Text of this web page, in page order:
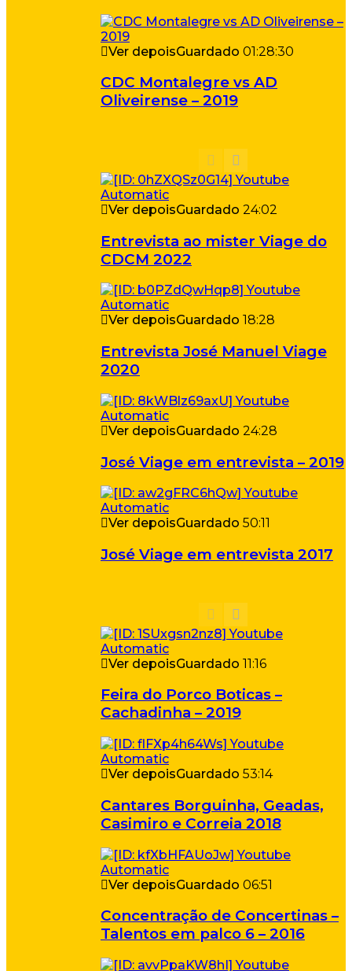
Ver depoisGuardado 01:28:30
CDC Montalegre vs AD
Oliveirense – 2019
Ver depoisGuardado 24:02
Entrevista ao mister Viage do
CDCM 2022
Ver depoisGuardado 18:28
Entrevista José Manuel Viage
2020
Ver depoisGuardado 24:28
José Viage em entrevista – 2019
Ver depoisGuardado 50:11
José Viage em entrevista 2017
Ver depoisGuardado 11:16
Feira do Porco Boticas –
Cachadinha – 2019
Ver depoisGuardado 53:14
Cantares Borguinha, Geadas,
Casimiro e Correia 2018
Ver depoisGuardado 06:51
Concentração de Concertinas –
Talentos em palco 6 – 2016